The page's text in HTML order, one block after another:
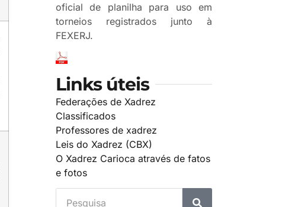
oficial de planilha para uso em
torneios registrados junto à
FEXERJ.
Links úteis
Federações de Xadrez
Classificados
Professores de xadrez
Leis do Xadrez (CBX)
O Xadrez Carioca através de fatos
e fotos